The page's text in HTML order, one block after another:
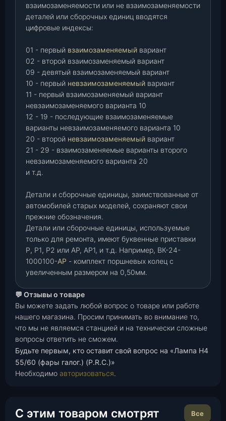
взаимозаменяемости или не взаимозаменяемости
деталей или сборочных единиц вводятся
цифровые индексы:
01 - первый взаимозаменяемый вариант
02 - второй взаимозаменяемый вариант
09 - девятый взаимозаменяемый вариант
10 - первый невзаимозаменяемый вариант
11 - первый взаимозаменяемый вариант
невзаимозаменяемого варианта 10
12 - 19 - последующие взаимозаменяемые
варианты невзаимозаменяемого варианта 10
20 - второй невзаимозаменяемый вариант
21 - 29 - взаимозаменяемые варианты второго
невзаимозаменяемого варианта 20
и т.д.
Детали и сборочные единицы, заимствованные от
автомобилей старых моделей, сохраняют свои
прежние обозначения.
Детали или сборочные единицы, используемые
только для ремонта, имеют буквенные приставки
Р, Р1, Р2 или АР, АР1, и т.д. Например, ВК-24-
1000100-АР - комплект поршневых колец с
увеличенным размером на 0,50мм.
💬 Отзывы о товаре
Вы можете задать любой вопрос о товаре или работе
нашего магазина. Просим принимать во внимание то,
что мы не являемся станцией и на технически сложные
вопросы ответить не сможем.
Будьте первым, кто оставит свой вопрос на «Лампа Н4
55/60 (фары галог.) (P.R.C.)»
Необходимо авторизоваться.
С этим товаром смотрят Все